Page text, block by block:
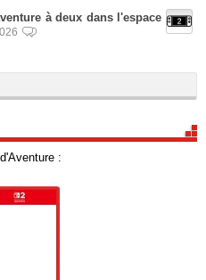
à deux dans l'espace
: